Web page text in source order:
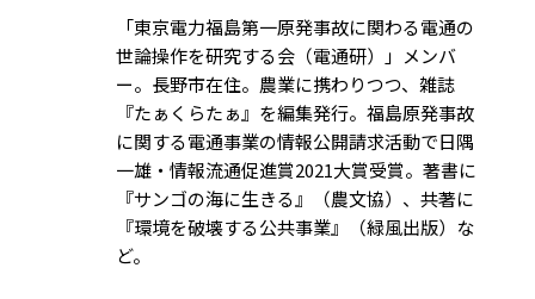
「東京電力福島第一原発事故に関わる電通の
世論操作を研究する会（電通研）」メンバ
ー。長野市在住。農業に携わりつつ、雑誌
『たぁくらたぁ』を編集発行。福島原発事故
に関する電通事業の情報公開請求活動で日隅
一雄・情報流通促進賞2021大賞受賞。著書に
『サンゴの海に生きる』（農文協）、共著に
『環境を破壊する公共事業』（緑風出版）な
ど。